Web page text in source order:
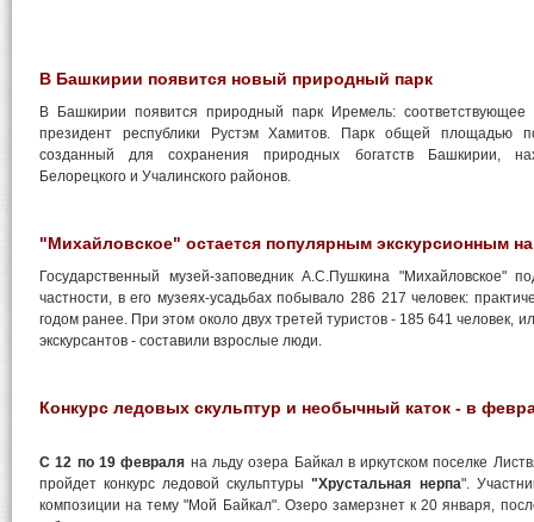
В Башкирии появится новый природный парк
В Башкирии появится природный парк Иремель: соответствующее
президент республики Рустэм Хамитов. Парк общей площадью
созданный для сохранения природных богатств Башкирии,
Белорецкого и Учалинского районов.
"Михайловское" остается популярным экскурсионным
Государственный музей-заповедник А.С.Пушкина "Михайловское"
частности, в его музеях-усадьбах побывало 286 217 человек:
годом ранее. При этом около двух третей туристов - 185 641 человек,
экскурсантов - составили взрослые люди.
Конкурс ледовых скульптур и необычный каток - в
С 12 по 19 февраля на льду озера Байкал в иркутском поселке
пройдет конкурс ледовой скульптуры"Хрустальная нерпа".
композиции на тему "Мой Байкал". Озеро замерзнет к 20 января,